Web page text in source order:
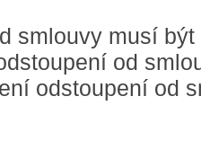
smlouvy musí
od
odstoupení od